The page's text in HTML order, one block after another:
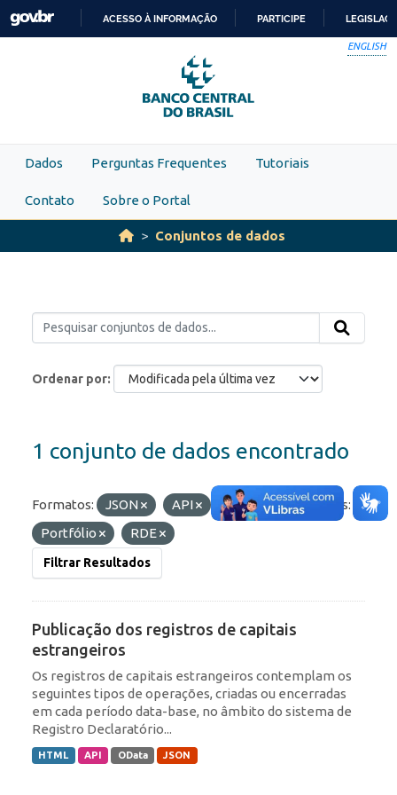
Skip to main content
PARA
O
CONTEÚDO
ACESSO À INFORMAÇÃO PARTICIPE
ENGLISH
Dados Perguntas Frequentes Tutoriais
Contato Sobre o Portal
Conjuntos de dados
Ordenar por
1 conjunto de dados encontrado
Formatos: JSON API OData
Etiquetas:
Portfólio
RDE
Filtrar Resultados
Publicação dos registros de capitais
estrangeiros
Os registros de capitais estrangeiros contemplam os
seguintes tipos de operações, criadas ou encerradas
em cada período data-base, no âmbito do sistema de
Registro Declaratório...
HTML API OData JSON